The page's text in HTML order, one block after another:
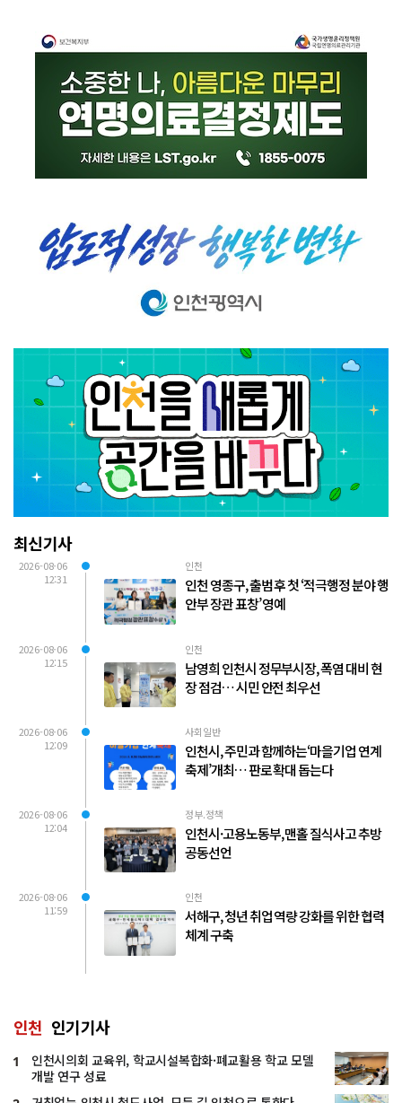
최신기사
2026-08-06
12:31
인천
인천 영종구, 출범 후 첫 ‘적극행정 분야 행
안부 장관 표창’ 영예
2026-08-06
12:15
인천
남영희 인천시 정무부시장, 폭염 대비 현
장 점검… 시민 안전 최우선
2026-08-06
12:09
사회일반
인천시, 주민과 함께하는‘마을기업 연계
축제’개최… 판로 확대 돕는다
2026-08-06
12:04
정부.정책
인천시·고용노동부, 맨홀 질식사고 추방
공동선언
2026-08-06
11:59
인천
서해구, 청년 취업 역량 강화를 위한 협력
체계 구축
인천 인기기사
1
인천시의회 교육위, 학교시설복합화·폐교활용 학교 모델
개발 연구 성료